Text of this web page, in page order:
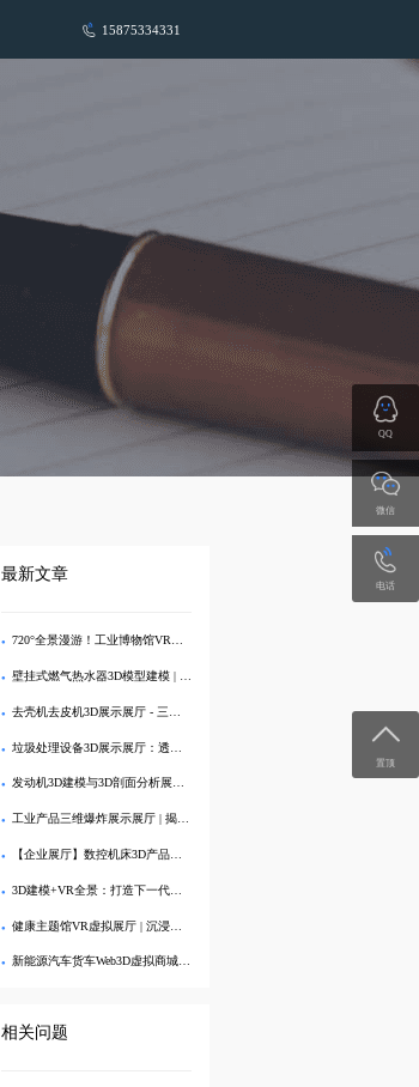
15875334331
最新文章
720°全景漫游！工业博物馆VR虚拟展厅3D交互展示
壁挂式燃气热水器3D模型建模 | 专业VR效果图制作与可视化展示
去壳机去皮机3D展示展厅 - 三维建模剖析内部结构
垃圾处理设备3D展示展厅：透视分解，直观呈现工艺亮点
发动机3D建模与3D剖面分析展示展厅：深度解析内部结构
工业产品三维爆炸展示展厅 | 揭秘内部精密结构的3D交互
【企业展厅】数控机床3D产品展示中心 - 在线沉浸式体验
3D建模+VR全景：打造下一代生态旅游数字展厅
健康主题馆VR虚拟展厅 | 沉浸式3D健康科普
新能源汽车货车Web3D虚拟商城：打造沉浸式线上购车体验
相关问题
QQ
微信
电话
置顶